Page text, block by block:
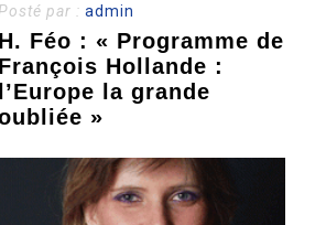
Posté par :admin
H. Féo : « Programme de
François Hollande :
l’Europe la grande
»